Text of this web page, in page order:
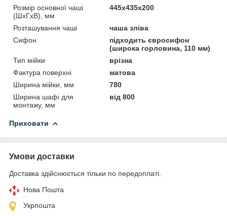
Розмір основної чаші
(ШхГхВ), мм
445х435х200
Розташування чаші
чаша зліва
Сифон
підходить євросифон
(широка горловина, 110 мм)
Тип мійки
врізна
Фактура поверхні
матова
Ширина мійки, мм
780
Ширина шафі для
монтажу, мм
від 800
Приховати
Умови доставки
Доставка здійснюється тільки по передоплаті.
Нова Пошта
Укрпошта